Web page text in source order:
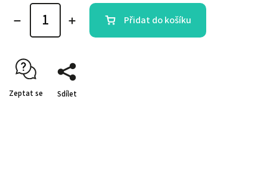
Přidat do košíku
Zeptat se Sdílet